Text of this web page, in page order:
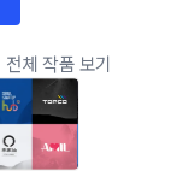
전체 작품 보기